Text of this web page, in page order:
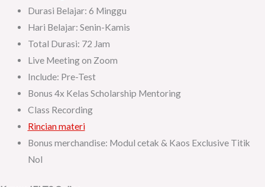
Durasi Belajar: 6 Minggu
Hari Belajar: Senin-Kamis
Total Durasi: 72 Jam
Live Meeting on Zoom
Include: Pre-Test
Bonus 4x Kelas Scholarship Mentoring
Class Recording
Rincian materi
Bonus merchandise: Modul cetak & Kaos Exclusive Titik
Nol